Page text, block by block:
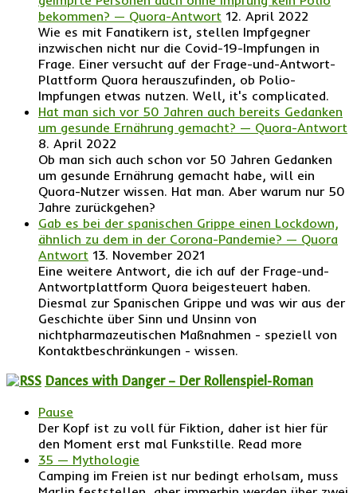
bekommen? — Quora-Antwort 12. April 2022
Wie es mit Fanatikern ist, stellen Impfgegner
inzwischen nicht nur die Covid-19-Impfungen in
Frage. Einer versucht auf der Frage-und-Antwort-
Plattform Quora herauszufinden, ob Polio-
Impfungen etwas nutzen. Well, it's complicated.
Hat man sich vor 50 Jahren auch bereits Gedanken
um gesunde Ernährung gemacht? — Quora-Antwort
8. April 2022
Ob man sich auch schon vor 50 Jahren Gedanken
um gesunde Ernährung gemacht habe, will ein
Quora-Nutzer wissen. Hat man. Aber warum nur 50
Jahre zurückgehen?
Gab es bei der spanischen Grippe einen Lockdown,
ähnlich zu dem in der Corona-Pandemie? — Quora
Antwort 13. November 2021
Eine weitere Antwort, die ich auf der Frage-und-
Antwortplattform Quora beigesteuert haben.
Diesmal zur Spanischen Grippe und was wir aus der
Geschichte über Sinn und Unsinn von
nichtpharmazeutischen Maßnahmen - speziell von
Kontaktbeschränkungen - wissen.
Dances with Danger – Der Rollenspiel-Roman
Pause
Der Kopf ist zu voll für Fiktion, daher ist hier für
den Moment erst mal Funkstille. Read more
35 — Mythologie
Camping im Freien ist nur bedingt erholsam, muss